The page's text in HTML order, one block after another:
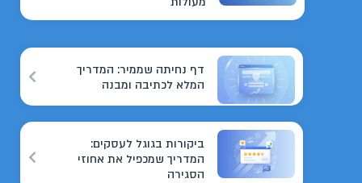
דף נחיתה שממיר: המדריך
המלא לכתיבה ומבנה
ביקורות בגוגל לעסקים:
המדריך שמכפיל את אחוזי
הסגירה